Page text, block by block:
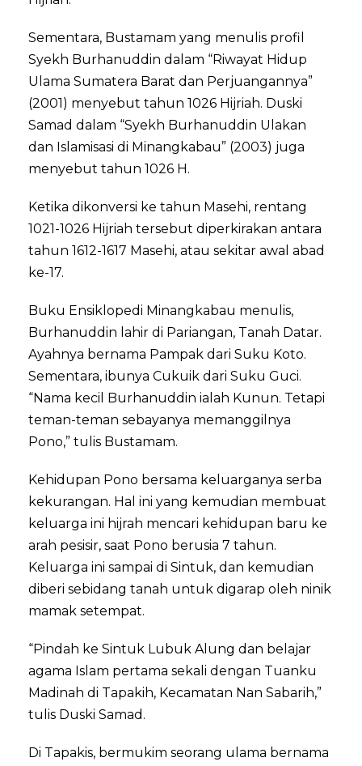
Sementara, Bustamam yang menulis profil
Syekh Burhanuddin dalam “Riwayat Hidup
Ulama Sumatera Barat dan Perjuangannya”
(2001) menyebut tahun 1026 Hijriah. Duski
Samad dalam “Syekh Burhanuddin Ulakan
dan Islamisasi di Minangkabau” (2003) juga
menyebut tahun 1026 H.
Ketika dikonversi ke tahun Masehi, rentang
1021-1026 Hijriah tersebut diperkirakan antara
tahun 1612-1617 Masehi, atau sekitar awal abad
ke-17.
Buku Ensiklopedi Minangkabau menulis,
Burhanuddin lahir di Pariangan, Tanah Datar.
Ayahnya bernama Pampak dari Suku Koto.
Sementara, ibunya Cukuik dari Suku Guci.
“Nama kecil Burhanuddin ialah Kunun. Tetapi
teman-teman sebayanya memanggilnya
Pono,” tulis Bustamam.
Kehidupan Pono bersama keluarganya serba
kekurangan. Hal ini yang kemudian membuat
keluarga ini hijrah mencari kehidupan baru ke
arah pesisir, saat Pono berusia 7 tahun.
Keluarga ini sampai di Sintuk, dan kemudian
diberi sebidang tanah untuk digarap oleh ninik
mamak setempat.
“Pindah ke Sintuk Lubuk Alung dan belajar
agama Islam pertama sekali dengan Tuanku
Madinah di Tapakih, Kecamatan Nan Sabarih,”
tulis Duski Samad.
Di Tapakis, bermukim seorang ulama bernama